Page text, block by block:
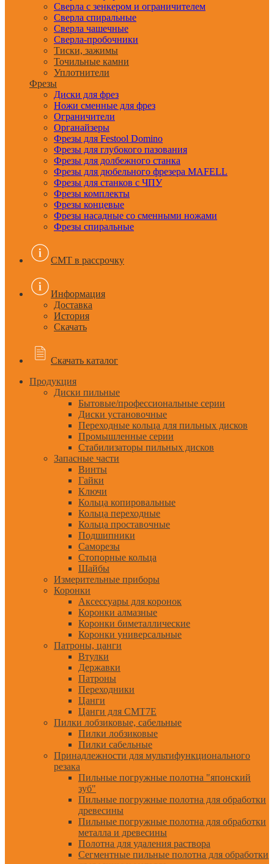
Сверла с зенкером и ограничителем
Сверла спиральные
Сверла чашечные
Сверла-пробочники
Тиски, зажимы
Точильные камни
Уплотнители
Фрезы
Диски для фрез
Ножи сменные для фрез
Ограничители
Органайзеры
Фрезы для Festool Domino
Фрезы для глубокого пазования
Фрезы для долбежного станка
Фрезы для дюбельного фрезера MAFELL
Фрезы для станков с ЧПУ
Фрезы комплекты
Фрезы концевые
Фрезы насадные со сменными ножами
Фрезы спиральные
CMT в рассрочку
Информация
Доставка
История
Скачать
Скачать каталог
Продукция
Диски пильные
Бытовые/профессиональные серии
Диски установочные
Переходные кольца для пильных дисков
Промышленные серии
Стабилизаторы пильных дисков
Запасные части
Винты
Гайки
Ключи
Кольца копировальные
Кольца переходные
Кольца проставочные
Подшипники
Саморезы
Стопорные кольца
Шайбы
Измерительные приборы
Коронки
Аксессуары для коронок
Коронки алмазные
Коронки биметаллические
Коронки универсальные
Патроны, цанги
Втулки
Державки
Патроны
Переходники
Цанги
Цанги для CMT7E
Пилки лобзиковые, сабельные
Пилки лобзиковые
Пилки сабельные
Принадлежности для мультифункционального
резака
Пильные погружные полотна "японский
зуб"
Пильные погружные полотна для обработки
древесины
Пильные погружные полотна для обработки
металла и древесины
Полотна для удаления раствора
Сегментные пильные полотна для обработки